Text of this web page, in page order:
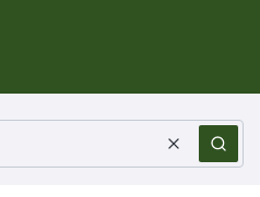
WyczyśćSzukaj